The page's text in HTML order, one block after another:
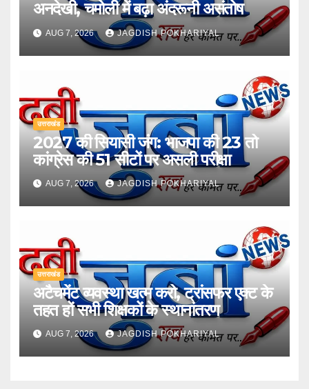
अनदेखी, चमोली में बढ़ा अंदरूनी असंतोष
AUG 7, 2026 JAGDISH POKHARIYAL
उत्तराखंड
2027 की सियासी जंग: भाजपा की 23 तो
कांग्रेस की 51 सीटों पर असली परीक्षा
AUG 7, 2026 JAGDISH POKHARIYAL
उत्तराखंड
अटैचमेंट व्यवस्था खत्म करो, ट्रांसफर एक्ट के
तहत हों सभी शिक्षकों के स्थानांतरण
AUG 7, 2026 JAGDISH POKHARIYAL